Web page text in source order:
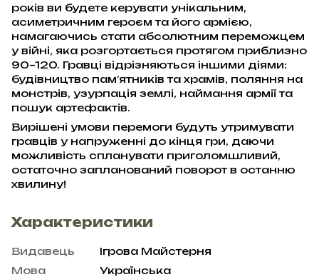
років ви будете керувати унікальним,
асиметричним героєм та його армією,
намагаючись стати абсолютним переможцем
у війні, яка розгортається протягом приблизно
90–120. Гравці відрізняються іншими діями:
будівництво пам’ятників та храмів, поляння на
монстрів, узурпація землі, наймання армії та
пошук артефактів.
Вирішені умови перемоги будуть утримувати
гравців у напруженні до кінця гри, даючи
можливість спланувати приголомшливий,
остаточно запланований поворот в останню
хвилину!
Характеристики
Видавець
Ігрова Майстерня
Мова
Українська